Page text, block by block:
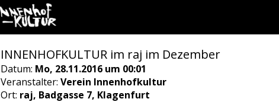
INNENHOFKULTUR im raj im Dezember
Datum: Mo, 28.11.2016 um 00:01
Veranstalter: Verein Innenhofkultur
Ort: raj, Badgasse 7, Klagenfurt